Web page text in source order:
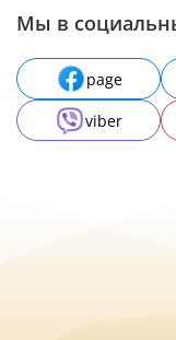
Мы в
page
viber